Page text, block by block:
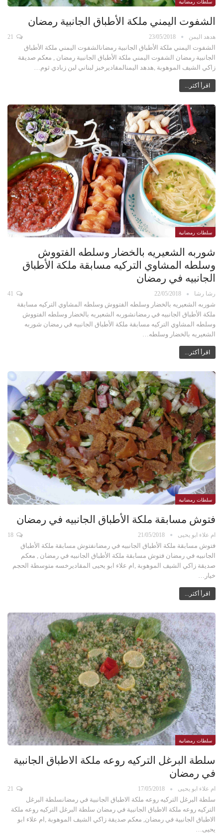
سلطات رمضانية
الشفوت اليمني ملكة الأطباق الجانبية رمضان
هدهد اليمن 23/05/2018
الشفوت اليمني ملكة الأطباق الجانبية رمضانالشفوت اليمني ملكة الأطباق
الجانبية رمضان الشفوت اليمني ملكة الأطباق الجانبية رمضان , معكم صديقة
زاكي الشيف الموهوبة ,هدهد اليمنالمقاديرخبز لبناني لبن زبادي ثوم…
اقرأ أكثر...
سلطات رمضانية
شوربه الشعيريه بالخضار وسلطه الفتووش
وسلطه المشاوي التركيه مسابقة ملكة الأطباق
الجانبيه في رمضان
رشا رشا 22/05/2018
شوربه الشعيريه بالخضار وسلطه الفتووش وسلطه المشاوي التركيه مسابقة
ملكة الأطباق الجانبيه في رمضانشوربه الشعيريه بالخضار وسلطه الفتووش
وسلطه المشاوي التركيه مسابقة ملكة الأطباق الجانبيه في رمضان شوربه
الشعيريه بالخضار وسلطه…
اقرأ أكثر...
سلطات رمضانية
فتوش مسابقة ملكة الأطباق الجانبيه في رمضان
ام علاء ابو يحيى 21/05/2018
فتوش مسابقة ملكة الأطباق الجانبيه في رمضانفتوش مسابقة ملكة الأطباق
الجانبيه في رمضان فتوش مسابقة ملكة الأطباق الجانبيه في رمضان , معكم
صديقة زاكي الشيف الموهوبة ,ام علاء ابو يحيى المقاديرخسه متوسطة الحجم
خيار…
اقرأ أكثر...
سلطات رمضانية
سلطة البرغل التركيه روعه ملكة الاطباق الجانبية
في رمضان
ام علاء ابو يحيى 17/05/2018
سلطة البرغل التركيه روعه ملكة الاطباق الجانبية في رمضانسلطة البرغل
التركيه روعه ملكة الاطباق الجانبية في رمضان سلطة البرغل التركيه روعه ملكة
الاطباق الجانبية في رمضان, معكم صديقة زاكي الشيف الموهوبة ,ام علاء ابو
يحيى…